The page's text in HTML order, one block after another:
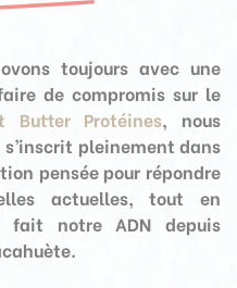
toujours avec une
de compromis sur le
Butter Protéines, nous
pleinement dans
pensée pour répondre
actuelles, tout en
notre ADN depuis